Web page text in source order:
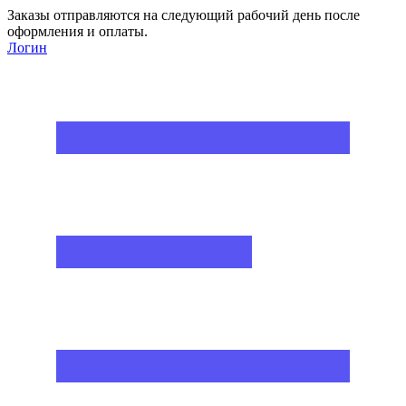
Заказы отправляются на следующий рабочий день после
оформления и оплаты.
Логин